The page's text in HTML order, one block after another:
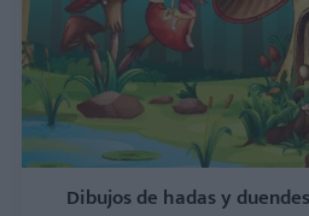
Dibujos de hadas y